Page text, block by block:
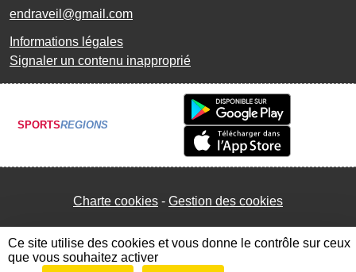
endraveil@gmail.com
Informations légales
Signaler un contenu inapproprié
SPORTSREGIONS
Charte cookies Gestion des cookies
Ce site utilise des cookies et vous donne le contrôle sur ceux
que vous souhaitez activer